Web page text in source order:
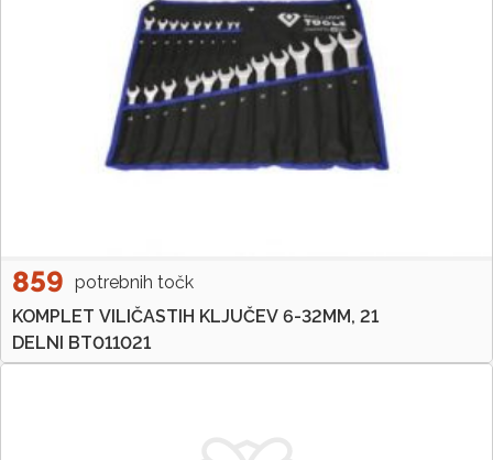
859 potrebnih točk
KOMPLET VILIČASTIH KLJUČEV 6-32MM, 21
DELNI BT011021